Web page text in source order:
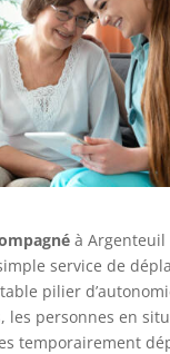
à Argenteuil
service de
pilier
les personnes en
temporairement